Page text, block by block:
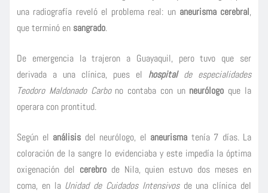
una radiografía reveló el problema real: unaneurisma cerebral,
que terminó en sangrado.
De emergencia la trajeron a Guayaquil, pero tuvo que ser
derivada a una clínica, pues el hospitalde especialidades
Teodoro Maldonado Carbo no contaba con un neurólogo que la
operara con prontitud.
Según el análisis del neurólogo, el aneurisma tenía 7 días. La
coloración de la sangre lo evidenciaba y este impedía la óptima
oxigenación del cerebrode Nila, quien estuvo dos meses en
coma, en la Unidad de Cuidados Intensivosde una clínica del